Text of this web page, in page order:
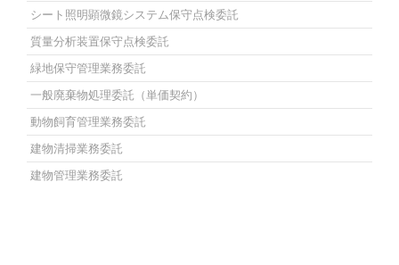
シート照明顕微鏡システム保守点検委託
質量分析装置保守点検委託
緑地保守管理業務委託
一般廃棄物処理委託（単価契約）
動物飼育管理業務委託
建物清掃業務委託
建物管理業務委託